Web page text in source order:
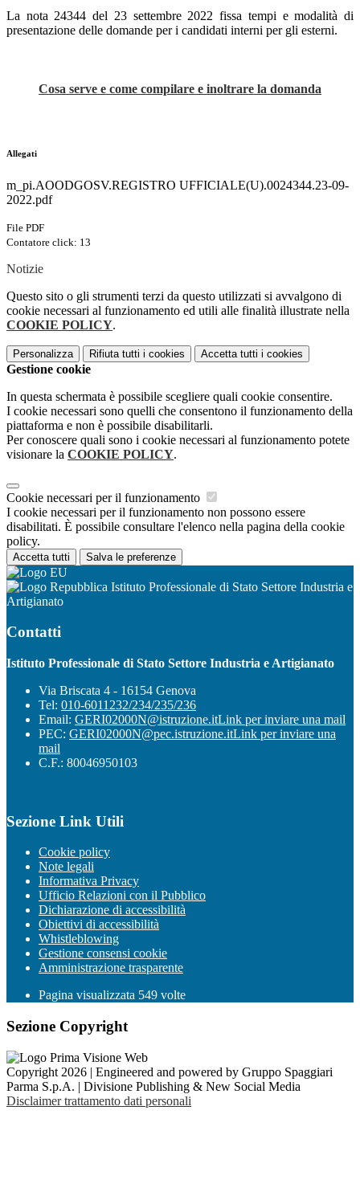
La nota 24344 del 23 settembre 2022 fissa tempi e modalità di
presentazione delle domande per i candidati interni per gli esterni.
Cosa serve e come compilare e inoltrare la domanda
Allegati
m_pi.AOODGOSV.REGISTRO UFFICIALE(U).0024344.23-09-
2022.pdf
File PDF
Contatore click: 13
Notizie
Questo sito o gli strumenti terzi da questo utilizzati si avvalgono di
cookie necessari al funzionamento ed utili alle finalità illustrate nella
COOKIE POLICY.
Personalizza Rifiuta tutti i cookies Accetta tutti i cookies
Gestione cookie
In questa schermata è possibile scegliere quali cookie consentire.
I cookie necessari sono quelli che consentono il funzionamento della
piattaforma e non è possibile disabilitarli.
Per conoscere quali sono i cookie necessari al funzionamento potete
visionare la COOKIE POLICY.
Cookie necessari per il funzionamento
I cookie necessari per il funzionamento non possono essere
disabilitati. È possibile consultare l'elenco nella pagina della cookie
policy.
Accetta tutti Salva le preferenze
Istituto Professionale di Stato Settore Industria e
Artigianato
Contatti
Istituto Professionale di Stato Settore Industria e Artigianato
Via Briscata 4 - 16154 Genova
Tel: 010-6011232/234/235/236
Email: GERI02000N@istruzione.itLink per inviare una mail
PEC: GERI02000N@pec.istruzione.itLink per inviare una
mail
C.F.: 80046950103
Sezione Link Utili
Cookie policy
Note legali
Informativa Privacy
Ufficio Relazioni con il Pubblico
Dichiarazione di accessibilità
Obiettivi di accessibilità
Whistleblowing
Gestione consensi cookie
Amministrazione trasparente
Pagina visualizzata 549 volte
Sezione Copyright
Copyright 2026 | Engineered and powered by Gruppo Spaggiari
Parma S.p.A. | Divisione Publishing & New Social Media
Disclaimer trattamento dati personali